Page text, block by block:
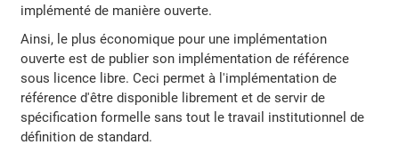
implémenté de manière ouverte.
Ainsi, le plus économique pour une implémentation
ouverte est de publier son implémentation de référence
sous licence libre. Ceci permet à l'implémentation de
référence d'être disponible librement et de servir de
spécification formelle sans tout le travail institutionnel de
définition de standard.